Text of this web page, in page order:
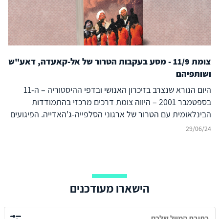
צומת 11/9 - מסע בעקבות הטרור של אל-קאעדה, דאע"ש
ושותפיהם
היום הנורא שנצרב בזיכרון האנושי ובדפי ההיסטוריה – ה-11
בספטמבר 2001 – היווה צומת דרכים מרכזי בהתמודדות
הבינלאומית עם הטרור של ארגוני הסלפייה-ג'האדייה. הפיגועים
המחרידים וחסרי התקדים בניו יורק ובוושינגטון הפכו את
הגלובלי המתפתח, והן הפעילו נגדו מגוון אמצעים צבאיים,
פוליטיים, משפטיים, דיפלומטיים וכלכליים ואף יצאו לשלוש
29/06/24
הישארו מעודכנים